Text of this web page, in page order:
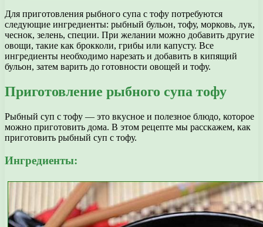
Для приготовления рыбного супа с тофу потребуются
следующие ингредиенты: рыбный бульон, тофу, морковь, лук,
чеснок, зелень, специи. При желании можно добавить другие
овощи, такие как брокколи, грибы или капусту. Все
ингредиенты необходимо нарезать и добавить в кипящий
бульон, затем варить до готовности овощей и тофу.
Приготовление рыбного супа тофу
Рыбный суп с тофу — это вкусное и полезное блюдо, которое
можно приготовить дома. В этом рецепте мы расскажем, как
приготовить рыбный суп с тофу.
Ингредиенты: